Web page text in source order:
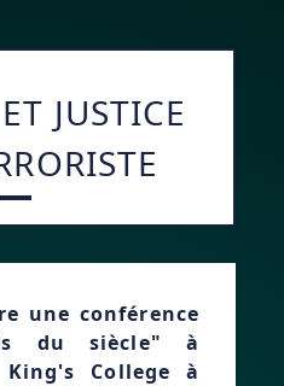
JUSTICE
une conférence
du siècle" à
College à